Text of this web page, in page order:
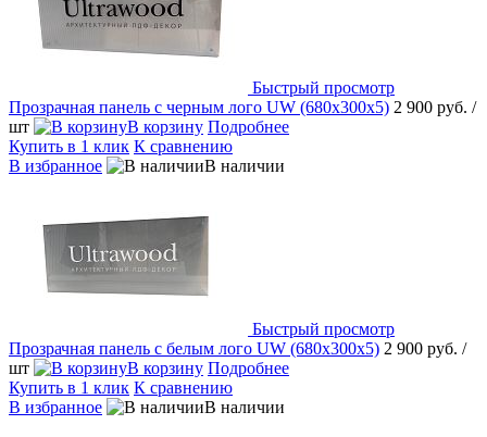
Быстрый просмотр
Прозрачная панель с черным лого UW (680х300х5) 2 900 руб. /
шт
В корзину Подробнее
Купить в 1 клик К сравнению
В избранное
В наличии
Быстрый просмотр
Прозрачная панель с белым лого UW (680х300х5) 2 900 руб. /
шт
В корзину Подробнее
Купить в 1 клик К сравнению
В избранное
В наличии